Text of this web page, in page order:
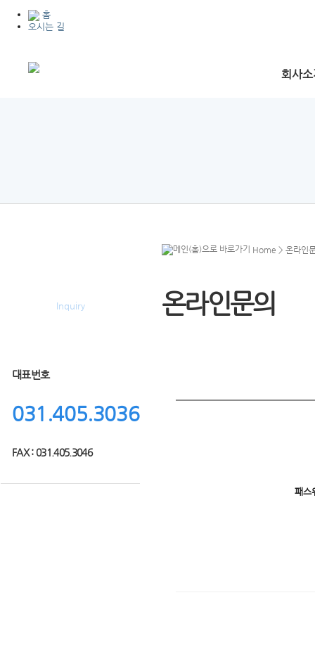
홈
오시는 길
회사
Inquiry
대표번호
031.405.3036
FAX : 031.405.3046
Home > 온라인
온라인문의
패스